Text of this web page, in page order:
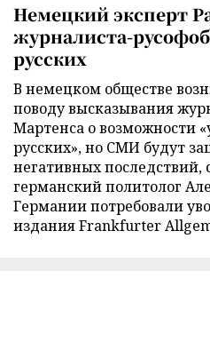
Немецкий эксперт
журналиста-
русских
В немецком обществе
поводу высказывания
Мартенса о возможности
русских», но СМИ будут
негативных последствий,
германский политолог
Германии потребовали
издания Frankfurter